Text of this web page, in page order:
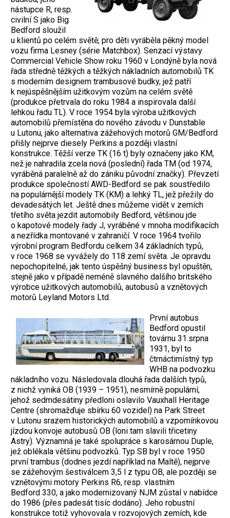
nástupce R, resp.
civilní S jako Big
Bedford sloužil
u klientů po celém světě; pro děti vyráběla pěkný model
vozu firma Lesney (série Matchbox). Senzací výstavy
Commercial Vehicle Show roku 1960 v Londýně byla nová
řada středně těžkých a těžkých nákladních automobilů TK
s moderním designem trambusové budky, jež patří
k nejúspěšnějším užitkovým vozům na celém světě
(produkce přetrvala do roku 1984 a inspirovala další
lehkou řadu TL). V roce 1954 byla výroba užitkových
automobilů přemístěna do nového závodu v Dunstable
u Lutonu, jako alternativa zážehových motorů GM/Bedford
přišly nejprve diesely Perkins a později vlastní
konstrukce. Těžší verze TK (16 t) byly označeny jako KM,
než je nahradila zcela nová (poslední) řada TM (od 1974,
vyráběná paralelně až do zániku původní značky). Převzetí
produkce společností AWD-Bedford se pak soustředilo
na populárnější modely TK (KM) a lehký TL, jež přežily do
devadesátých let. Ještě dnes můžeme vidět v zemích
třetího světa jezdit automobily Bedford, většinou jde
o kapotové modely řady J, vyráběné v mnoha modifikacích
a nezřídka montované v zahraničí. V roce 1964 tvořilo
výrobní program Bedfordu celkem 34 základních typů,
v roce 1968 se vyvážely do 118 zemí světa. Je opravdu
nepochopitelné, jak tento úspěšný business byl opuštěn,
stejně jako v případě neméně slavného dalšího britského
výrobce užitkových automobilů, autobusů a vznětových
motorů Leyland Motors Ltd.
První autobus
Bedford opustil
továrnu 31.srpna
1931, byl to
čtrnáctimístný typ
WHB na podvozku
nákladního vozu. Následovala dlouhá řada dalších typů,
z nichž vyniká OB (1939 – 1951), nesmírně populární,
jehož sedmdesátiny předloni oslavilo Vauxhall Heritage
Centre (shromažďuje sbírku 60 vozidel) na Park Street
v Lutonu srazem historických automobilů a vzpomínkovou
jízdou konvoje autobusů OB (loni tam slavili třicetiny
Astry). Významná je také spolupráce s karosárnou Duple,
jež oblékala většinu podvozků. Typ SB byl v roce 1950
první trambus (dodnes jezdí například na Maltě), nejprve
se zážehovým šestiválcem 3,5 l z typu OB, ale později se
vznětovými motory Perkins R6, resp. vlastním
Bedford 330, a jako modernizovaný NJM zůstal v nabídce
do 1986 (přes padesát tisíc dodáno). Jeho robustní
konstrukce totiž vyhovovala v rozvojových zemích, kde